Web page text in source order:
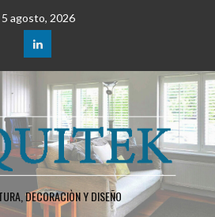
5 agosto, 2026
DECORACIÒN Y DISEÑO